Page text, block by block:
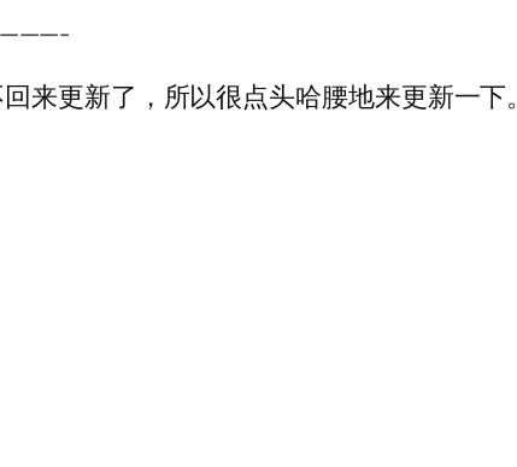
来更新了，所以很点头哈腰地来更新一下。